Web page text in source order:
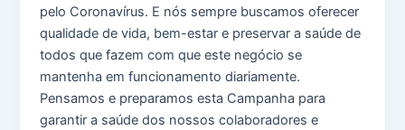
pelo Coronavírus. E nós sempre buscamos oferecer
qualidade de vida, bem-estar e preservar a saúde de
todos que fazem com que este negócio se
mantenha em funcionamento diariamente.
Pensamos e preparamos esta Campanha para
garantir a saúde dos nossos colaboradores e